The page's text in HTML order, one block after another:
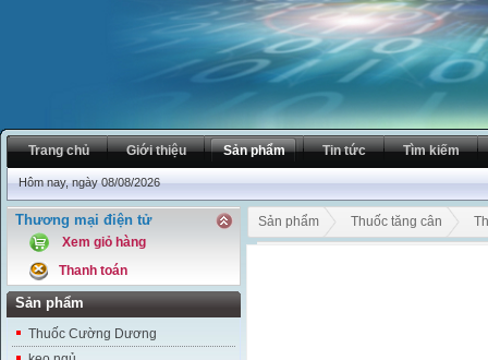
Trang chủ Giới thiệu Sản phẩm Tin tức Tìm kiếm
Hôm nay, ngày 08/08/2026
Thương mại điện tử
Xem giỏ hàng
Thanh toán
Sản phẩm
Thuốc Cường Dương
Sản phẩm Thuốc tăng cân